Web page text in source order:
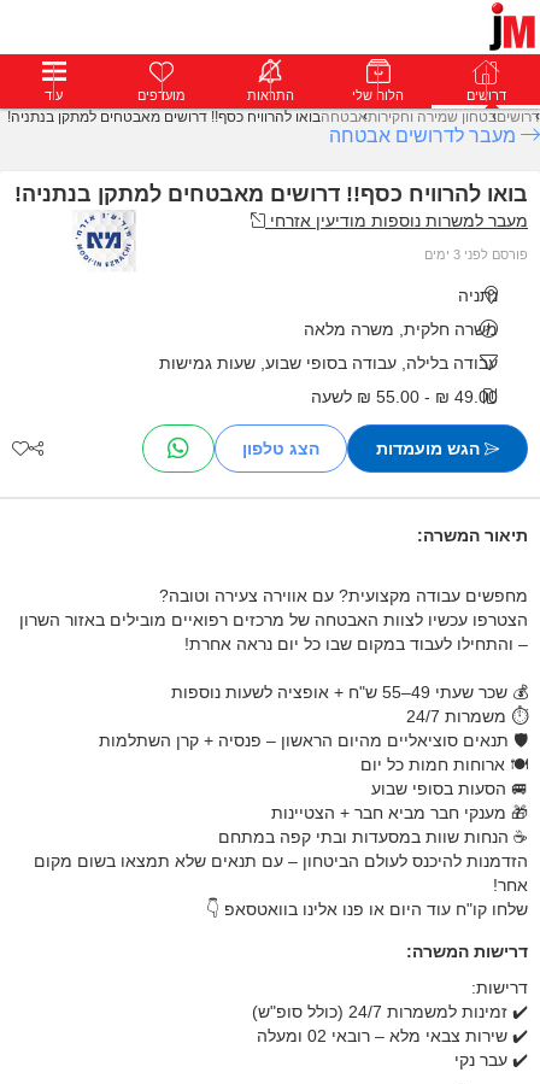
דרושים פרופילים הודעות פרימיום דרושים הלוח שלי התראות מועדפים עוד
דרושיםבטחון שמירה וחקירותאבטחהבואו להרוויח כסף!! דרושים מאבטחים למתקן בנתניה!
מעבר לדרושים אבטחה
בואו להרוויח כסף!! דרושים מאבטחים למתקן בנתניה!
מעבר למשרות נוספות מודיעין אזרחי
פורסם לפני 3 ימים
נתניה
משרה חלקית, משרה מלאה
עבודה בלילה, עבודה בסופי שבוע, שעות גמישות
49.00 ₪ - 55.00 ₪ לשעה
הגש מועמדות
תיאור המשרה:
מחפשים עבודה מקצועית? עם אווירה צעירה וטובה?
הצטרפו עכשיו לצוות האבטחה של מרכזים רפואיים מובילים באזור השרון
– והתחילו לעבוד במקום שבו כל יום נראה אחרת!
💰 שכר שעתי 49–55 ש"ח + אופציה לשעות נוספות
⏱ משמרות 24/7
🛡️ תנאים סוציאליים מהיום הראשון – פנסיה + קרן השתלמות
🍽️ ארוחות חמות כל יום
🚐 הסעות בסופי שבוע
🎁 מענקי חבר מביא חבר + הצטיינות
☕️ הנחות שוות במסעדות ובתי קפה במתחם
הזדמנות להיכנס לעולם הביטחון – עם תנאים שלא תמצאו בשום מקום
אחר!
שלחו קו"ח עוד היום או פנו אלינו בוואטסאפ 👇
דרישות המשרה:
דרישות:
✔️ זמינות למשמרות 24/7 (כולל סופ"ש)
✔️ שירות צבאי מלא – רובאי 02 ומעלה
✔️ עבר נקי